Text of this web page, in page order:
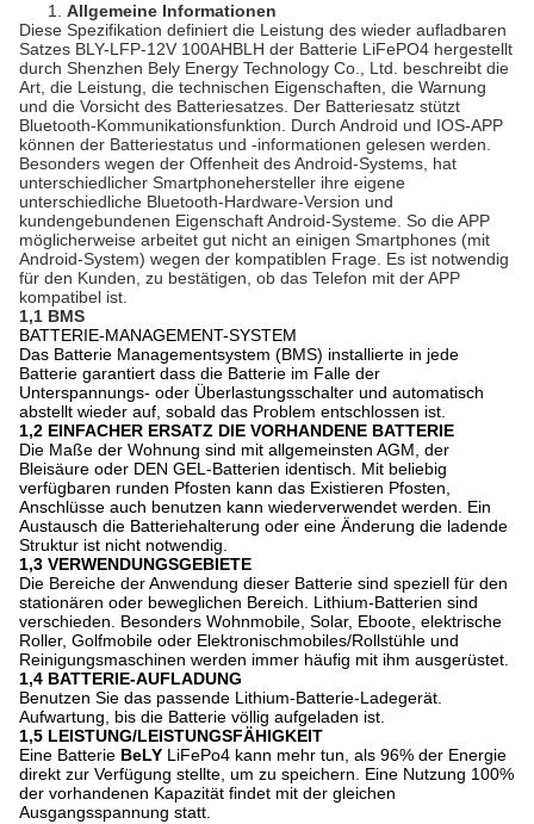
1. Allgemeine Informationen
Diese Spezifikation definiert die Leistung des wieder aufladbaren
Satzes BLY-LFP-12V 100AHBLH der Batterie LiFePO4 hergestellt
durch Shenzhen Bely Energy Technology Co., Ltd. beschreibt die
Art, die Leistung, die technischen Eigenschaften, die Warnung
und die Vorsicht des Batteriesatzes. Der Batteriesatz stützt
Bluetooth-Kommunikationsfunktion. Durch Android und IOS-APP
können der Batteriestatus und -informationen gelesen werden.
Besonders wegen der Offenheit des Android-Systems, hat
unterschiedlicher Smartphonehersteller ihre eigene
unterschiedliche Bluetooth-Hardware-Version und
kundengebundenen Eigenschaft Android-Systeme. So die APP
möglicherweise arbeitet gut nicht an einigen Smartphones (mit
Android-System) wegen der kompatiblen Frage. Es ist notwendig
für den Kunden, zu bestätigen, ob das Telefon mit der APP
kompatibel ist.
1,1 BMS
BATTERIE-MANAGEMENT-SYSTEM
Das Batterie Managementsystem (BMS) installierte in jede
Batterie garantiert dass die Batterie im Falle der
Unterspannungs- oder Überlastungsschalter und automatisch
abstellt wieder auf, sobald das Problem entschlossen ist.
1,2 EINFACHER ERSATZ DIE VORHANDENE BATTERIE
Die Maße der Wohnung sind mit allgemeinsten AGM, der
Bleisäure oder DEN GEL-Batterien identisch. Mit beliebig
verfügbaren runden Pfosten kann das Existieren Pfosten,
Anschlüsse auch benutzen kann wiederverwendet werden. Ein
Austausch die Batteriehalterung oder eine Änderung die ladende
Struktur ist nicht notwendig.
1,3 VERWENDUNGSGEBIETE
Die Bereiche der Anwendung dieser Batterie sind speziell für den
stationären oder beweglichen Bereich. Lithium-Batterien sind
verschieden. Besonders Wohnmobile, Solar, Eboote, elektrische
Roller, Golfmobile oder Elektronischmobiles/Rollstühle und
Reinigungsmaschinen werden immer häufig mit ihm ausgerüstet.
1,4 BATTERIE-AUFLADUNG
Benutzen Sie das passende Lithium-Batterie-Ladegerät.
Aufwartung, bis die Batterie völlig aufgeladen ist.
1,5 LEISTUNG/LEISTUNGSFÄHIGKEIT
Eine Batterie BeLY LiFePo4 kann mehr tun, als 96% der Energie
direkt zur Verfügung stellte, um zu speichern. Eine Nutzung 100%
der vorhandenen Kapazität findet mit der gleichen
Ausgangsspannung statt.